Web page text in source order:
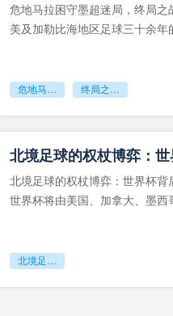
危地马拉困守墨超迷局，终局
美及加勒比海地区足球三十余
危地马拉困守墨超迷局 终局之战能否破晓重生？
北境足球的权杖博弈：
北境足球的权杖博弈：世界杯
世界杯将由美国、加拿大、墨
北境足球的权杖博弈：世界杯背后的北美棋局